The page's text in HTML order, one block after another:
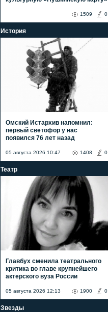
0
1509
История
Омский Истархив напомнил:
первый светофор у нас
появился 76 лет назад
05 августа 2026 10:47 0
1408
Театр
Главбух сменила театрального
критика во главе крупнейшего
актерского вуза России
05 августа 2026 12:13 0
1900
Звезды